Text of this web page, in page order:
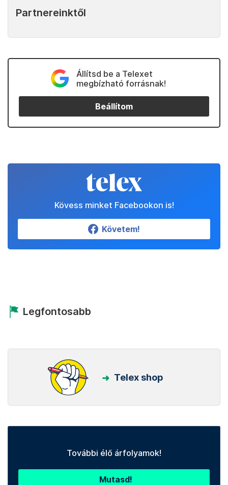
Partnereinktől
Állítsd be a Telexet
megbízható forrásnak!
Beállítom
Kövess minket Facebookon is!
Követem!
Legfontosabb
Telex shop
További élő árfolyamok!
Mutasd!